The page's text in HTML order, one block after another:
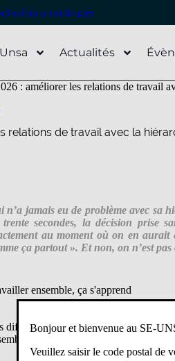
l’adhésion anticipée
Actualités
: améliorer les relations de travail
relations de travail avec la
n’a jamais eu de problème avec sa
secondes, la décision prise
au moment où on en aurait
ça partout ». Et non, on n’est pas
ensemble, ça s'apprend
difficultés sont souvent la
cela s’apprend.
Bonjour et bienvenue au SE-
Veuillez saisir le code postal de